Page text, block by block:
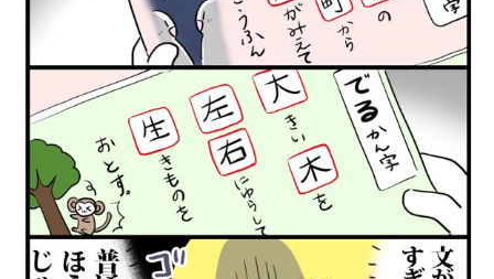
「こそだてまっぷ」とは
サイトのご利⽤にあたって
個⼈情報について
お問い合わせ